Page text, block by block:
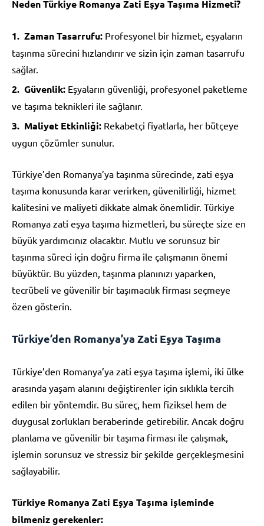
Neden Türkiye Romanya Zati Eşya Taşıma Hizmeti?
Zaman Tasarrufu: Profesyonel bir hizmet, eşyaların
taşınma sürecini hızlandırır ve sizin için zaman tasarrufu
sağlar.
Güvenlik: Eşyaların güvenliği, profesyonel paketleme
ve taşıma teknikleri ile sağlanır.
Maliyet Etkinliği: Rekabetçi fiyatlarla, her bütçeye
uygun çözümler sunulur.
Türkiye’den Romanya’ya taşınma sürecinde, zati eşya
taşıma konusunda karar verirken, güvenilirliği, hizmet
kalitesini ve maliyeti dikkate almak önemlidir. Türkiye
Romanya zati eşya taşıma hizmetleri, bu süreçte size en
büyük yardımcınız olacaktır. Mutlu ve sorunsuz bir
taşınma süreci için doğru firma ile çalışmanın önemi
büyüktür. Bu yüzden, taşınma planınızı yaparken,
tecrübeli ve güvenilir bir taşımacılık firması seçmeye
özen gösterin.
Türkiye’den Romanya’ya Zati Eşya Taşıma
Türkiye’den Romanya’ya zati eşya taşıma işlemi, iki ülke
arasında yaşam alanını değiştirenler için sıklıkla tercih
edilen bir yöntemdir. Bu süreç, hem fiziksel hem de
duygusal zorlukları beraberinde getirebilir. Ancak doğru
planlama ve güvenilir bir taşıma firması ile çalışmak,
işlemin sorunsuz ve stressiz bir şekilde gerçekleşmesini
sağlayabilir.
Türkiye Romanya Zati Eşya Taşıma işleminde
bilmeniz gerekenler: